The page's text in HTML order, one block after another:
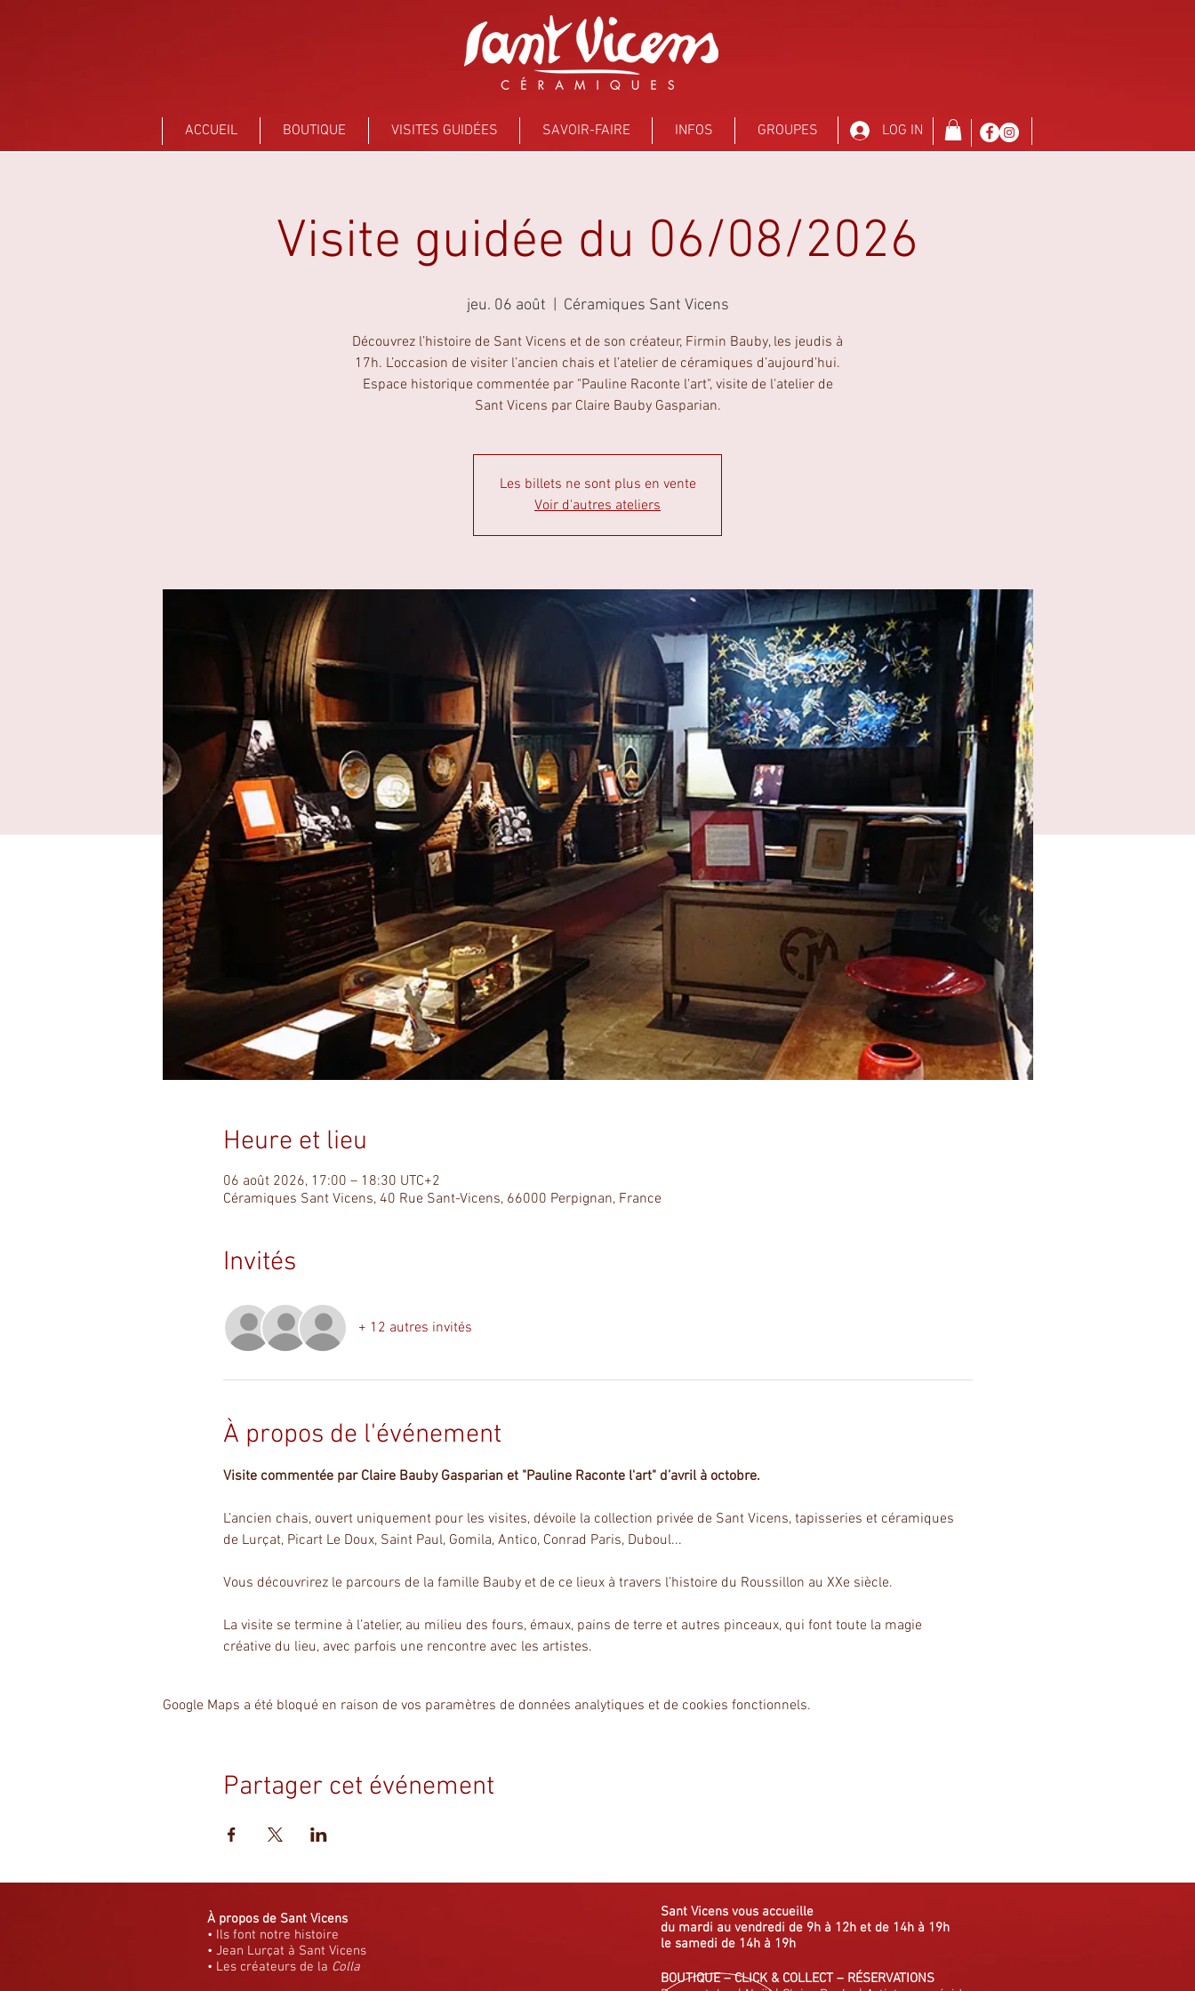
ACCUEIL BOUTIQUE VISITES GUIDÉES SAVOIR-FAIRE INFOS GROUPES LOG IN
Visite guidée du 06/08/2026
jeu. 06 août Céramiques Sant Vicens
Découvrez l’histoire de Sant Vicens et de son créateur, Firmin Bauby, les jeudis à
17h. L’occasion de visiter l’ancien chais et l’atelier de céramiques d’aujourd’hui.
Espace historique commentée par "Pauline Raconte l'art", visite de l'atelier de
Sant Vicens par Claire Bauby Gasparian.
Les billets ne sont plus en vente
Voir d'autres ateliers
Heure et lieu
06 août 2026, 17:00 – 18:30 UTC+2
Céramiques Sant Vicens, 40 Rue Sant-Vicens, 66000 Perpignan, France
Invités
+ 12 autres invités
À propos de l'événement
Visite commentée par Claire Bauby Gasparian et "Pauline Raconte l'art" d’avril à octobre.
L’ancien chais, ouvert uniquement pour les visites, dévoile la collection privée de Sant Vicens, tapisseries et céramiques
de Lurçat, Picart Le Doux, Saint Paul, Gomila, Antico, Conrad Paris, Duboul...
Vous découvrirez le parcours de la famille Bauby et de ce lieux à travers l’histoire du Roussillon au XXe siècle.
La visite se termine à l’atelier, au milieu des fours, émaux, pains de terre et autres pinceaux, qui font toute la magie
créative du lieu, avec parfois une rencontre avec les artistes.
Google Maps a été bloqué en raison de vos paramètres de données analytiques et de cookies fonctionnels.
Partager cet événement
À propos de Sant Vicens
• Ils font notre histoire
• Jean Lurçat à Sant Vicens
• Les créateurs de la Colla
Sant Vicens vous accueille
du mardi au vendredi de 9h à 12h et de 14h à 19h
le samedi de 14h à 19h
BOUTIQUE–CLICK & COLLECT– RÉSERVATIONS